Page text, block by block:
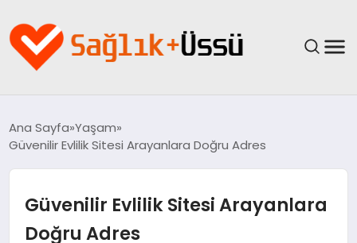
SAĞLIK
GÜNCEL
Ana Sayfa Yaşam
Güvenilir Evlilik Sitesi Arayanlara Doğru Adres
Güvenilir Evlilik Sitesi Arayanlara
Doğru Adres